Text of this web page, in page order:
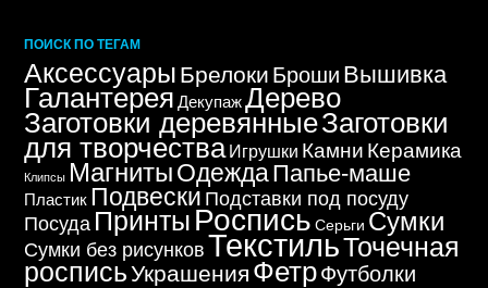
ПОИСК ПО ТЕГАМ
Аксессуары Брелоки Броши Вышивка
Галантерея Декупаж Дерево
Заготовки деревянныеЗаготовки
для творчества Игрушки Камни Керамика
Клипсы Магниты ОдеждаПапье-маше
Пластик Подвески Подставки под посуду
Посуда Принты Роспись Серьги Сумки
Сумки без рисунков ТекстильТочечная
росписьУкрашения ФетрФутболки